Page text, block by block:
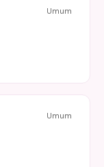
Umum
Umum